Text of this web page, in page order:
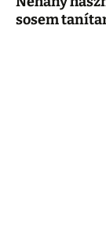
sosem